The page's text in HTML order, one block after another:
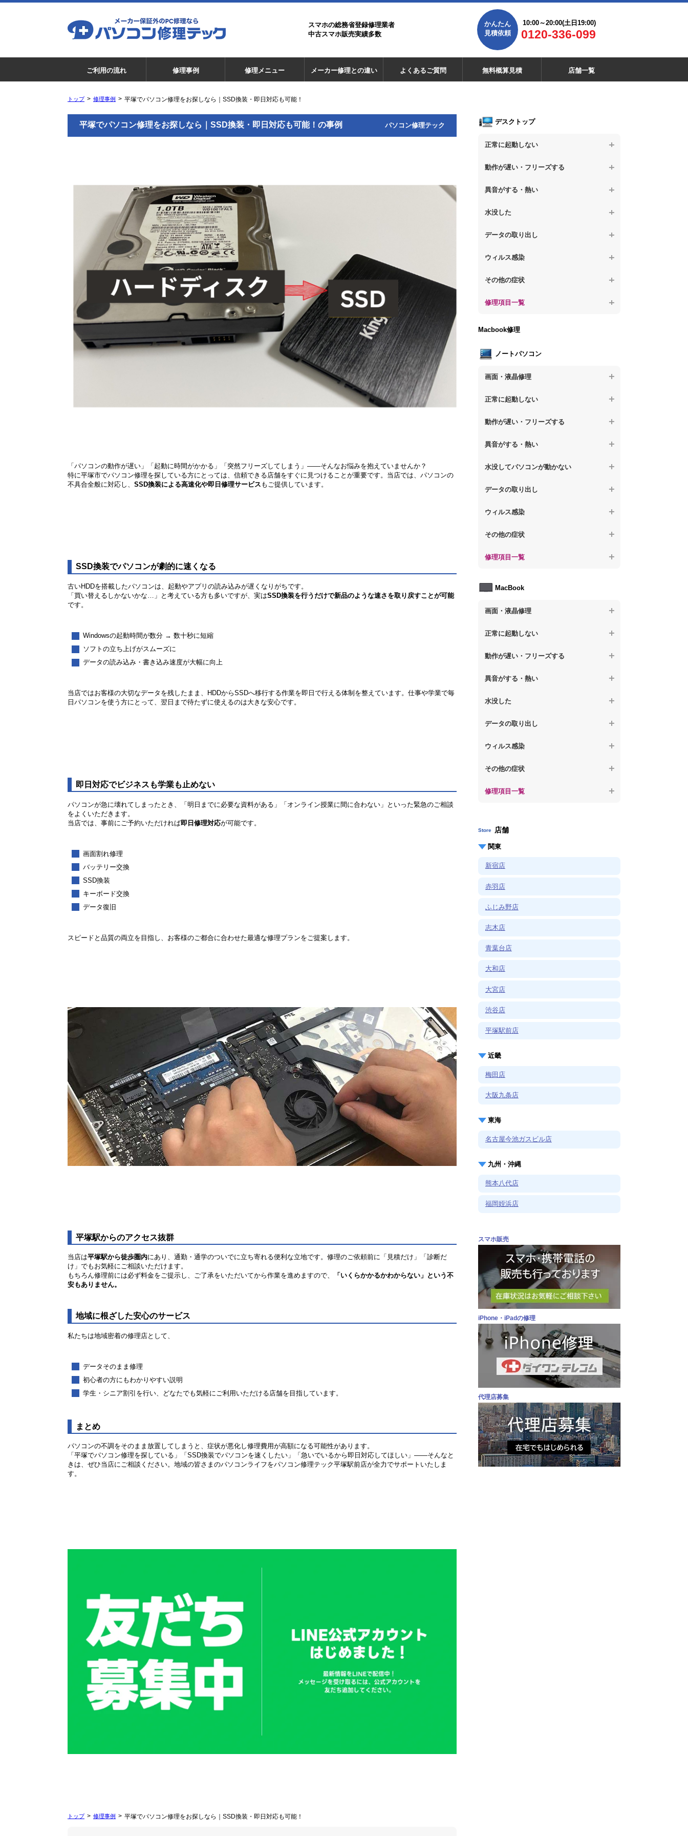
スマホの総務省登録修理業者
中古スマホ販売実績多数
かんたん
見積依頼
10:00～20:00(土日19:00)
0120-336-099
ご利用の流れ 修理事例 修理メニュー メーカー修理との違い よくあるご質問 無料概算見積 店舗一覧
トップ 修理事例 平塚でパソコン修理をお探しなら｜SSD換装・即日対応も可能！
平塚でパソコン修理をお探しなら｜SSD換装・即日対応も可能！の事例 パソコン修理テック
「パソコンの動作が遅い」「起動に時間がかかる」「突然フリーズしてしまう」――そんなお悩みを抱えていませんか？
特に平塚市でパソコン修理を探している方にとっては、信頼できる店舗をすぐに見つけることが重要です。当店では、パソコンの
不具合全般に対応し、 SSD換装による高速化や即日修理サービス もご提供しています。
SSD換装でパソコンが劇的に速くなる
古いHDDを搭載したパソコンは、起動やアプリの読み込みが遅くなりがちです。
「買い替えるしかないかな…」と考えている方も多いですが、実はSSD換装を行うだけで新品のような速さを取り戻すことが可能
です。
Windowsの起動時間が数分 → 数十秒に短縮
ソフトの立ち上げがスムーズに
データの読み込み・書き込み速度が大幅に向上
当店ではお客様の大切なデータを残したまま、HDDからSSDへ移行する作業を即日で行える体制を整えています。仕事や学業で毎
日パソコンを使う方にとって、翌日まで待たずに使えるのは大きな安心です。
即日対応でビジネスも学業も止めない
パソコンが急に壊れてしまったとき、「明日までに必要な資料がある」「オンライン授業に間に合わない」といった緊急のご相談
をよくいただきます。
当店では、事前にご予約いただければ即日修理対応が可能です。
画面割れ修理
バッテリー交換
SSD換装
キーボード交換
データ復旧
スピードと品質の両立を目指し、お客様のご都合に合わせた最適な修理プランをご提案します。
平塚駅からのアクセス抜群
当店は平塚駅から徒歩圏内にあり、通勤・通学のついでに立ち寄れる便利な立地です。修理のご依頼前に「見積だけ」「診断だ
け」でもお気軽にご相談いただけます。
もちろん修理前には必ず料金をご提示し、ご了承をいただいてから作業を進めますので、
「いくらかかるかわからない」という不
安もありません。
地域に根ざした安心のサービス
私たちは地域密着の修理店として、
データそのまま修理
初心者の方にもわかりやすい説明
学生・シニア割引を行い、どなたでも気軽にご利用いただける店舗を目指しています。
まとめ
パソコンの不調をそのまま放置してしまうと、症状が悪化し修理費用が高額になる可能性があります。
「平塚でパソコン修理を探している」「SSD換装でパソコンを速くしたい」「急いでいるから即日対応してほしい」――そんなと
きは、ぜひ当店にご相談ください。地域の皆さまのパソコンライフをパソコン修理テック平塚駅前店が全力でサポートいたしま
す。
トップ 修理事例 平塚でパソコン修理をお探しなら｜SSD換装・即日対応も可能！
デスクトップ
正常に起動しない
【デスクトップPC】電源を押しても反応が
【デスクトップPC】電源を入れても何も表
が固まる
返す
【デスクトップPC】修復モードから復旧で
【デスクトップPC】その他の起動しない問
動作が遅い・フリーズする
【デスクトップPC】操作中の動作が遅い
題
異音がする・熱い
【デスクトップPC】パソコンから異音がす
【デスクトップPC】パソコン本体が熱い
【デスクトップPC】異音や熱に関するその
水没した
【デスクトップPC】水没してパソコンが動
データの取り出し
【デスクトップPC】起動しないPCのデー
【デスクトップPC】ログインできないPC
他の問題
ウィルス感染
【デスクトップPC】特定のプログラムを削
【デスクトップPC】ウィルスにより正常動
【デスクトップPC】セキュリティ対策をし
【デスクトップPC】ウィルス感染のその他
の問題
その他の症状
【デスクトップPC】事例紹介
修理項目一覧
【デスクトップPC】電源故障
【デスクトップPC】液晶ディスプレイ交換
【デスクトップPC】マザーボード交換
Macbook修理
ノートパソコン
画面・液晶修理
【ノートパソコン】画面の割れ・破損
正常に起動しない
【ノートパソコン】電源を押しても反応が
【ノートパソコン】電源を押しても何も表
が固まる
り返す
【ノートパソコン】修復モードから復旧で
【ノートパソコン】その他の起動しない問
動作が遅い・フリーズする
【ノートパソコン】操作中の動作が重い
題
異音がする・熱い
【ノートパソコン】パソコンから異音がす
【ノートパソコン】パソコン本体が熱い
【ノートパソコン】異音や熱に関するその
水没してパソコンが動かない
【ノートパソコン】水没してパソコンが動
データの取り出し
【ノートパソコン】起動しないPCのデータ
【ノートパソコン】ログインできないPCの
【ノートパソコン】データ取り出しのその
ウィルス感染
【ノートパソコン】特定のプログラムを削
【ノートパソコン】ウィルスにより正常動
【ノートパソコン】セキュリティ対策をし
【ノートパソコン】ウィルス感染のその他
その他の症状
【ノートパソコン】事例紹介
修理項目一覧
【ノートパソコン】電源故障
【ノートパソコン】液晶ディスプレイ交換
【ノートパソコン】マザーボード修理
MacBook
画面・液晶修理
【macbook】画面の割れ・破損
のノイズが入る、色がおかしい、チラつく
【macbook】症状が選択肢にない、よく分
正常に起動しない
【macbook】電源ボタンを押しても反応が
【macbook】電源は入るが画面は真っ暗で
【macbook】症状が選択肢にない、よく分
動作が遅い・フリーズする
異音がする・熱い
【macbook】パソコンから異音がする
熱風が出ている
【macbook】症状が選択肢にない、よく分
水没した
【macbook】水没してパソコンが動かない
データの取り出し
【macbook】起動しないパソコンのデータ
【macbook】ログインできないパソコンの
ウィルス感染
【macbook】特定のプログラムを削除した
【macbook】症状が選択肢にない、よく分
その他の症状
修理項目一覧
Store 店舗
関東
新宿店
赤羽店
ふじみ野店
志木店
青葉台店
大和店
大宮店
渋谷店
平塚駅前店
近畿
梅田店
大阪九条店
東海
名古屋今池ガスビル店
九州・沖縄
熊本八代店
福岡姪浜店
スマホ販売
iPhone・iPadの修理
代理店募集